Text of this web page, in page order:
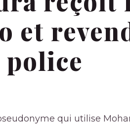
et
police
qui utilise